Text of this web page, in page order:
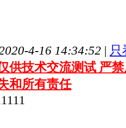
4-16 14:34:52 | 只
供技术交流测试 严
和所有责任